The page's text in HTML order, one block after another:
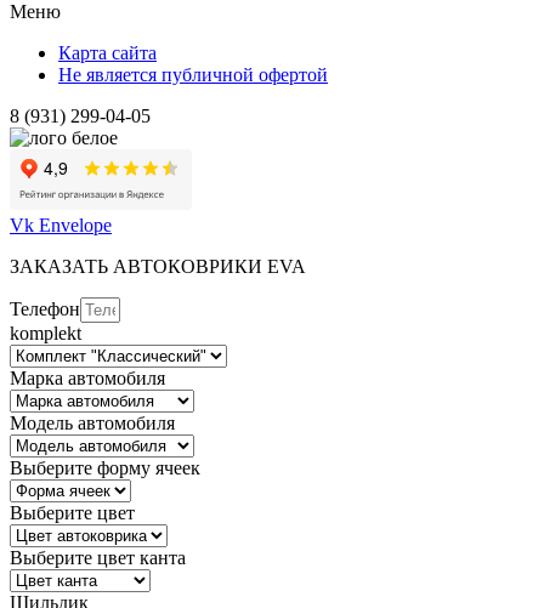
Меню
Карта сайта
Не является публичной офертой
8 (931) 299-04-05
Vk Envelope
ЗАКАЗАТЬ АВТОКОВРИКИ EVA
Телефон
komplekt
Марка автомобиля
Модель автомобиля
Выберите форму ячеек
Выберите цвет
Выберите цвет канта
Шильдик